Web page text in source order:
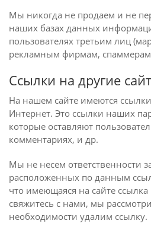
Мы никогда не продаем и не
наших базах данных
пользователях третьим лиц
рекламным фирмам, спаммерам
Ссылки на другие
На нашем сайте имеются
Интернет. Это ссылки наших
которые оставляют
комментариях, и др.
Мы не несем ответственности
расположенных по данным
что имеющаяся на сайте
свяжитесь с нами, мы
необходимости удалим ссылку.